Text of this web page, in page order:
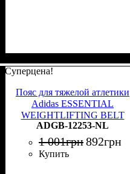
Суперцена!
Пояс для тяжелой атлетики
Adidas ESSENTIAL
WEIGHTLIFTING BELT
черный (72,4 - 85 см)
ADGB-12253-NL
ADGB-12253-NL
1 001грн892грн
Купить